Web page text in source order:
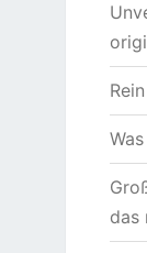
das